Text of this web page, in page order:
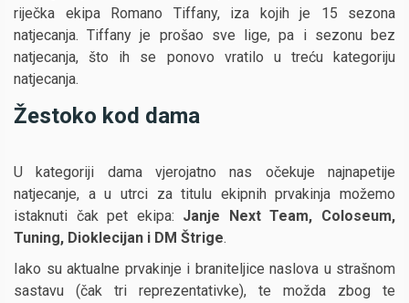
riječka ekipa Romano Tiffany, iza kojih je 15 sezona
natjecanja. Tiffany je prošao sve lige, pa i sezonu bez
natjecanja, što ih se ponovo vratilo u treću kategoriju
natjecanja.
Žestoko kod dama
U kategoriji dama vjerojatno nas očekuje najnapetije
natjecanje, a u utrci za titulu ekipnih prvakinja možemo
istaknuti čak pet ekipa: Janje Next Team, Coloseum,
Tuning, Dioklecijan i DM Štrige.
Iako su aktualne prvakinje i braniteljice naslova u strašnom
sastavu (čak tri reprezentativke), te možda zbog te